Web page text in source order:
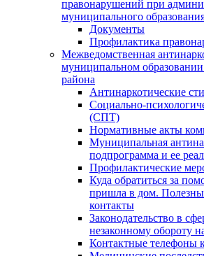
правонарушений при
муниципального
Документы
Профилактика
Межведомственная
муниципальном
района
Антинаркотические
Социально-
(СПТ)
Нормативные акты
Муниципальная
подпрограмма и ее
Профилактические
Куда обратиться за
пришла в дом.
контакты
Законодательство в
незаконному обороту
Контактные телефоны